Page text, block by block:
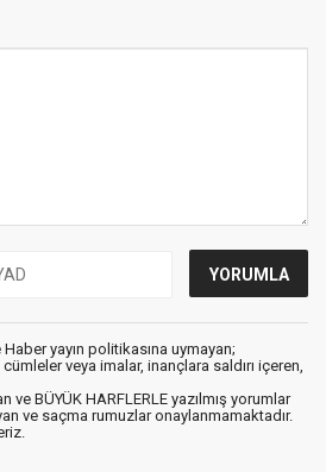
Haber yayın politikasına uymayan;
veya imalar, inançlara saldırı içeren,
ve BÜYÜK HARFLERLE yazılmış yorumlar
ve saçma rumuzlar onaylanmamaktadır.